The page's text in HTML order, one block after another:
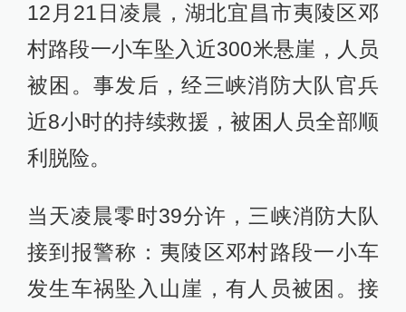
12月21日凌晨，湖北宜昌市夷陵区邓
村路段一小车坠入近300米悬崖，人员
被困。事发后，经三峡消防大队官兵
近8小时的持续救援，被困人员全部顺
利脱险。
当天凌晨零时39分许，三峡消防大队
接到报警称：夷陵区邓村路段一小车
发生车祸坠入山崖，有人员被困。接